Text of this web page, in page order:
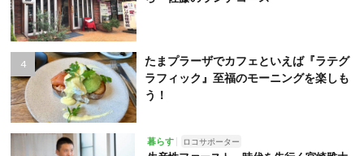
たまプラーザでカフェといえば『ラテグ
ラフィック』至福のモーニングを楽しも
う！
暮らす ロコサポーター